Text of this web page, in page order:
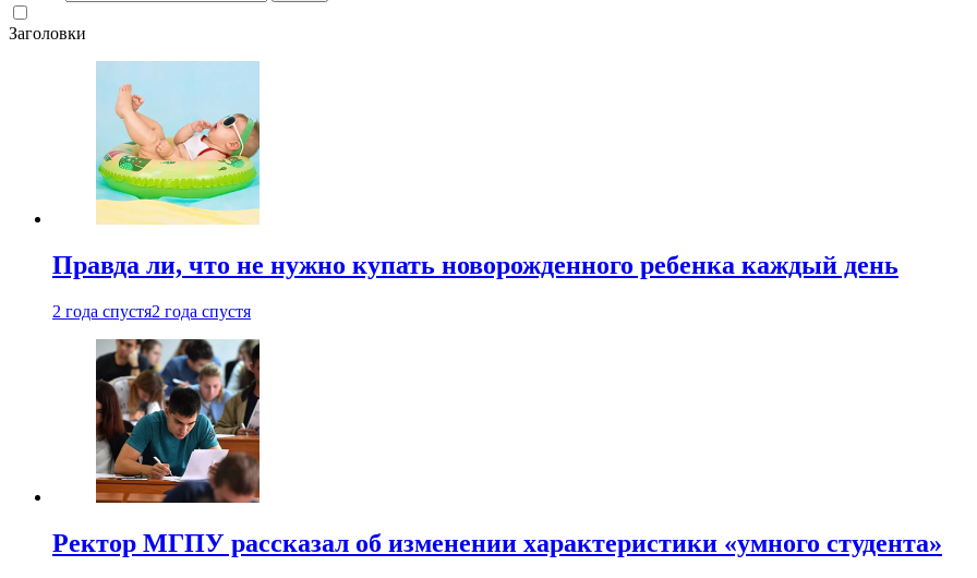
Заголовки
Правда ли, что не нужно купать новорожденного ребенка каждый день
2 года спустя2 года спустя
Ректор МГПУ рассказал об изменении характеристики «умного студента»